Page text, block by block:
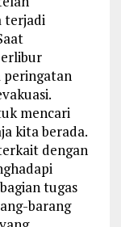
terjadi
mencari
kita berada.
dengan
tugas
barang